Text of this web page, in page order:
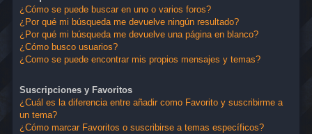
¿Cómo se puede buscar en uno o varios foros?
¿Por qué mi búsqueda me devuelve ningún resultado?
¿Por qué mi búsqueda me devuelve una página en blanco?
¿Cómo busco usuarios?
¿Como se puede encontrar mis propios mensajes y temas?
Suscripciones y Favoritos
¿Cuál es la diferencia entre añadir como Favorito y suscribirme a
un tema?
¿Cómo marcar Favoritos o suscribirse a temas específicos?